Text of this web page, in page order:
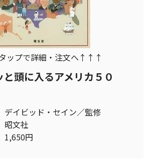
プで詳細・注文へ↑↑↑
頭に入るアメリカ５０
デイビッド・セイン／監修
昭文社
1,650円